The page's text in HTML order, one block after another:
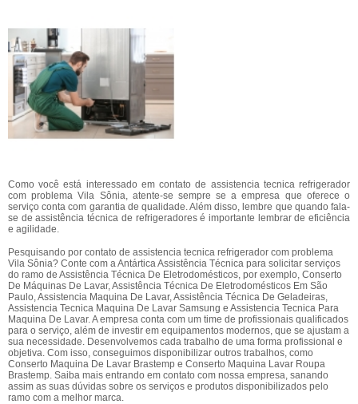
Como você está interessado em contato de assistencia tecnica refrigerador
com problema Vila Sônia, atente-se sempre se a empresa que oferece o
serviço conta com garantia de qualidade. Além disso, lembre que quando fala-
se de assistência técnica de refrigeradores é importante lembrar de eficiência
e agilidade.
Pesquisando por contato de assistencia tecnica refrigerador com problema
Vila Sônia? Conte com a Antártica Assistência Técnica para solicitar serviços
do ramo de Assistência Técnica De Eletrodomésticos, por exemplo, Conserto
De Máquinas De Lavar, Assistência Técnica De Eletrodomésticos Em São
Paulo, Assistencia Maquina De Lavar, Assistência Técnica De Geladeiras,
Assistencia Tecnica Maquina De Lavar Samsung e Assistencia Tecnica Para
Maquina De Lavar. A empresa conta com um time de profissionais qualificados
para o serviço, além de investir em equipamentos modernos, que se ajustam a
sua necessidade. Desenvolvemos cada trabalho de uma forma profissional e
objetiva. Com isso, conseguimos disponibilizar outros trabalhos, como
Conserto Maquina De Lavar Brastemp e Conserto Maquina Lavar Roupa
Brastemp. Saiba mais entrando em contato com nossa empresa, sanando
assim as suas dúvidas sobre os serviços e produtos disponibilizados pelo
ramo com a melhor marca.